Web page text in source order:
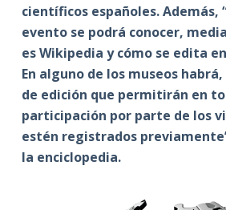
científicos españoles. Además,
evento se podrá conocer,
es Wikipedia y cómo se edita
En alguno de los museos
de edición que permitirán en
participación por parte de los
estén registrados
la enciclopedia.